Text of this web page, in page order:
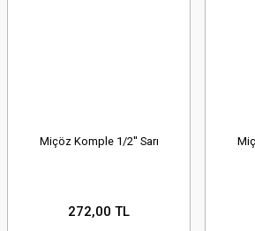
Miçöz Komple 1/2'' Sarı
272,00 TL